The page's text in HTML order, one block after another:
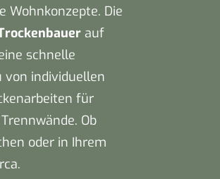
Wohnkonzepte. Die
auf
schnelle
von individuellen
für
Ob
oder in Ihrem